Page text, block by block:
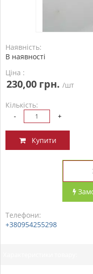
Наявність:
В наявності
Ціна :
230,00 грн. /шт
Кількість:
- +
Купити
Телефони:
+380954255298